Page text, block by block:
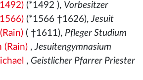
(*1492 ), Vorbesitzer
(*1566 †1626),Jesuit
( †1611), Pfleger Studium
(Rain),Jesuitengymnasium
, Geistlicher Pfarrer Priester